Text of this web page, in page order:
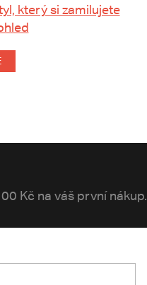
který si zamilujete
Kč na váš první nákup.